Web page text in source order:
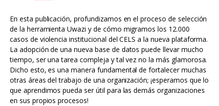
En esta publicación, profundizamos en el proceso de selección
de la herramienta Uwazi y de cómo migramos los 12.000
casos de violencia institucional del CELS a la nueva plataforma.
La adopción de una nueva base de datos puede llevar mucho
tiempo, ser una tarea compleja y tal vez no la más glamorosa.
Dicho esto, es una manera fundamental de fortalecer muchas
otras áreas del trabajo de una organización; ¡esperamos que lo
que aprendimos pueda ser útil para las demás organizaciones
en sus propios procesos!